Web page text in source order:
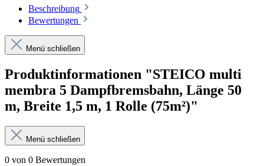
Beschreibung
Bewertungen
Menü schließen
Produktinformationen "STEICO multi
membra 5 Dampfbremsbahn, Länge 50
m, Breite 1,5 m, 1 Rolle (75m²)"
Menü schließen
0 von 0 Bewertungen